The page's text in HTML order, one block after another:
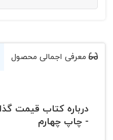
معرفی اجمالی محصول
درباره کتاب قیمت
- چاپ چهارم